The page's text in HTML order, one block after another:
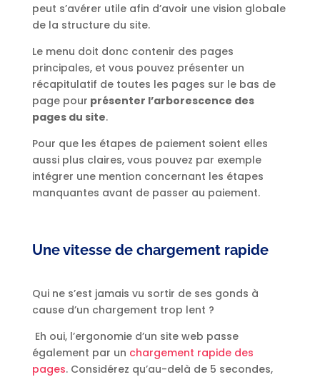
peut s’avérer utile afin d’avoir une vision globale
de la structure du site.
Le menu doit donc contenir des pages
principales, et vous pouvez présenter un
récapitulatif de toutes les pages sur le bas de
page pour présenter l’arborescence des
pages du site.
Pour que les étapes de paiement soient elles
aussi plus claires, vous pouvez par exemple
intégrer une mention concernant les étapes
manquantes avant de passer au paiement.
Une vitesse de chargement rapide
Qui ne s’est jamais vu sortir de ses gonds à
cause d’un chargement trop lent ?
Eh oui, l’ergonomie d’un site web passe
également par un chargement rapide des
pages. Considérez qu’au-delà de 5 secondes,